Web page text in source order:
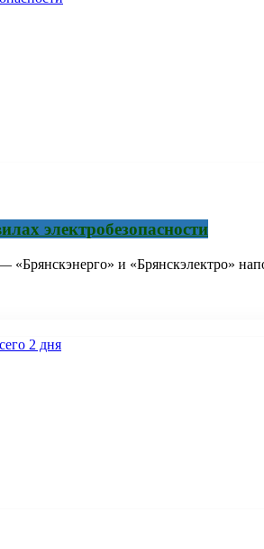
электробезопасности
и «Брянскэлектро»